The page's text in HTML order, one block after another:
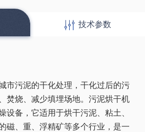
技术参数
市污泥的干化处理，干化过后的污
焚烧、减少填埋场地。污泥烘干机
设备，它适用于烘干污泥、粘土、
磁、重、浮精矿等多个行业，是一